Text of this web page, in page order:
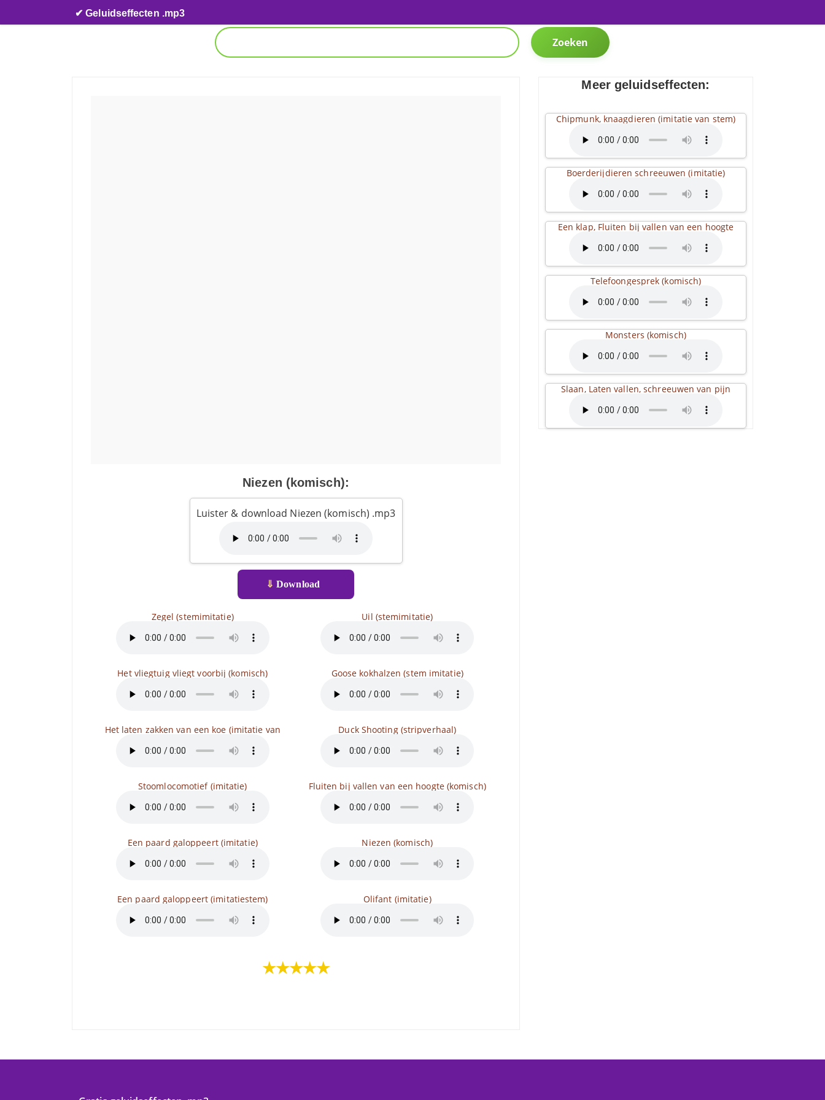
✔ Geluidseffecten .mp3
Zoeken
Niezen (komisch):
Luister & download Niezen (komisch) .mp3
⇓ Download
Zegel (stemimitatie)
Het vliegtuig vliegt voorbij (komisch)
Het laten zakken van een koe (imitatie van
Stoomlocomotief (imitatie)
Een paard galoppeert (imitatie)
Een paard galoppeert (imitatiestem)
Uil (stemimitatie)
Goose kokhalzen (stem imitatie)
Duck Shooting (stripverhaal)
Fluiten bij vallen van een hoogte (komisch)
Niezen (komisch)
Olifant (imitatie)
★★★★★
Meer geluidseffecten:
Chipmunk, knaagdieren (imitatie van stem)
Boerderijdieren schreeuwen (imitatie)
Een klap, Fluiten bij vallen van een hoogte
Telefoongesprek (komisch)
Monsters (komisch)
Slaan, Laten vallen, schreeuwen van pijn